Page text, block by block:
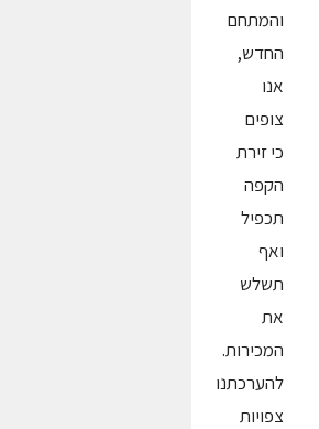
והמתחם
החדש,
אנו
צופים
כי זירת
הקפה
תכפיל
ואף
תשלש
את
המכירות.
להערכתנו
צפויות